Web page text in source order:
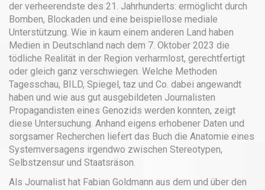
der verheerendste des 21. Jahrhunderts: ermöglicht durch
Bomben, Blockaden und eine beispiellose mediale
Unterstützung. Wie in kaum einem anderen Land haben
Medien in Deutschland nach dem 7. Oktober 2023 die
tödliche Realität in der Region verharmlost, gerechtfertigt
oder gleich ganz verschwiegen. Welche Methoden
Tagesschau, BILD, Spiegel, taz und Co. dabei angewandt
haben und wie aus gut ausgebildeten Journalisten
Propagandisten eines Genozids werden konnten, zeigt
diese Untersuchung. Anhand eigens erhobener Daten und
sorgsamer Recherchen liefert das Buch die Anatomie eines
Systemversagens irgendwo zwischen Stereotypen,
Selbstzensur und Staatsräson.
Als Journalist hat Fabian Goldmann aus dem und über den